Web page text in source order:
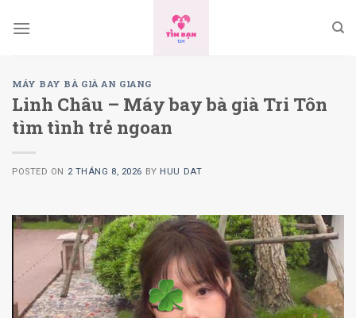
MÁY BAY BÀ GIÀ AN GIANG
Linh Châu – Máy bay bà già Tri Tôn
tìm tình trẻ ngoan
POSTED ON 2 THÁNG 8, 2026 BY HUU DAT